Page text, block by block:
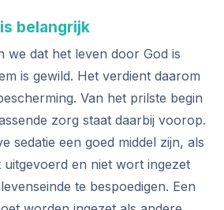
belangrijk
we dat het leven door God is
is gewild. Het verdient daarom
Van het prilste begin
zorg staat daarbij voorop.
sedatie een goed middel zijn, als
en niet wort ingezet
te bespoedigen. Een